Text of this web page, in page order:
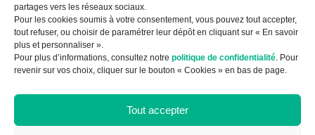
partages vers les réseaux sociaux.
Pour les cookies soumis à votre consentement, vous pouvez tout accepter,
tout refuser, ou choisir de paramétrer leur dépôt en cliquant sur « En savoir
plus et personnaliser ».
Pour plus d’informations, consultez notre politique de confidentialité. Pour
revenir sur vos choix, cliquer sur le bouton « Cookies » en bas de page.
Tout accepter
Conventions réglementées
Rapports annuels
Actualités
Mentions légales